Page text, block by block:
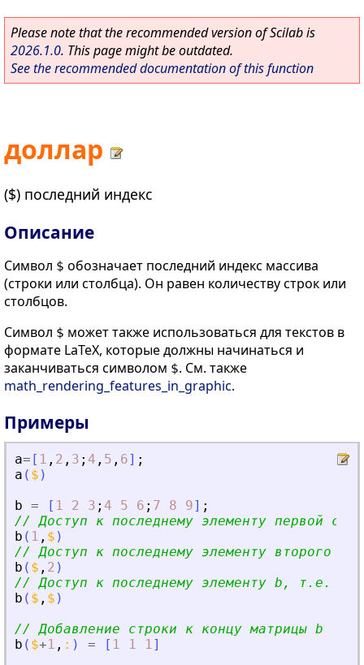
Please note that the recommended version of Scilab is
2026.1.0. This page might be outdated.
See the recommended documentation of this function
доллар
($) последний индекс
Описание
Символ $ обозначает последний индекс массива
(строки или столбца). Он равен количеству строк или
столбцов.
Символ $ может также использоваться для текстов в
формате LaTeX, которые должны начинаться и
заканчиваться символом $. См. также
math_rendering_features_in_graphic.
Примеры
a= [ 1 , 2 , 3 ; 4 , 5 , 6] ;
a ( $ )
b = [ 1 2 3 ; 4 5 6 ; 7 8 9] ;
// Доступ к последнему элементу первой
b ( 1 , $ )
// Доступ к последнему элементу второго
b ( $ , 2 )
// Доступ к последнему элементу b, т.е. 9
b ( $ , $ )
// Добавление строки к концу матрицы b
b ( $+1 , : ) = [ 1 1 1]